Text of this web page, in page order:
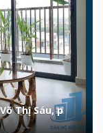
Thị Sáu, p